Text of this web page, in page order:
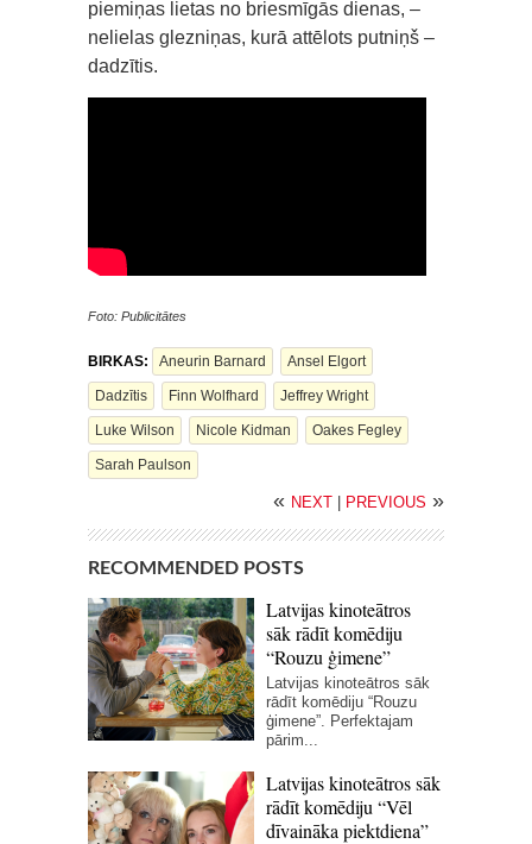
piemiņas lietas no briesmīgās dienas, –
nelielas glezniņas, kurā attēlots putniņš –
dadzītis.
Foto: Publicitātes
BIRKAS: Aneurin Barnard Ansel Elgort
Dadzītis Finn Wolfhard Jeffrey Wright
Luke Wilson Nicole Kidman Oakes Fegley
Sarah Paulson
« NEXT PREVIOUS »
RECOMMENDED POSTS
Latvijas kinoteātros
sāk rādīt komēdiju
“Rouzu ģimene”
Latvijas kinoteātros sāk
rādīt komēdiju “Rouzu
ģimene”. Perfektajam
pārim...
Latvijas kinoteātros sāk
rādīt komēdiju “Vēl
dīvaināka piektdiena”